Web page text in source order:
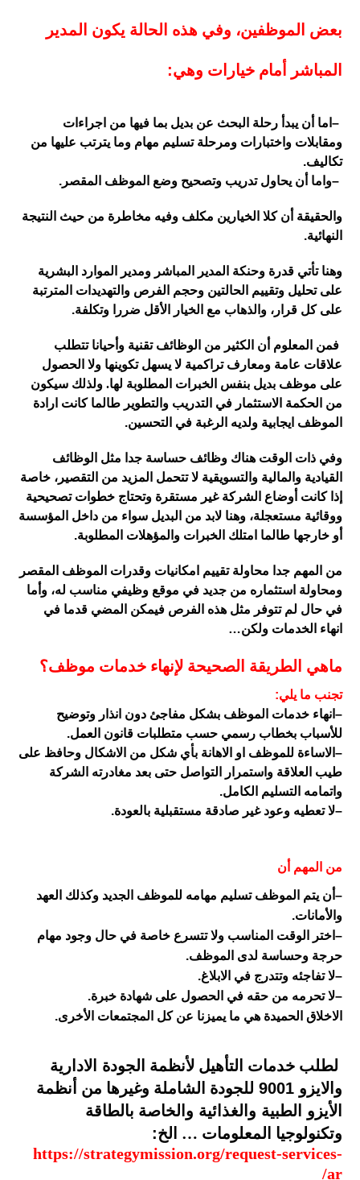
بعض الموظفين، وفي هذه الحالة يكون المدير
المباشر أمام خيارات وهي:
– اما أن يبدأ رحلة البحث عن بديل بما فيها من اجراءات
ومقابلات واختبارات ومرحلة تسليم مهام وما يترتب عليها من
تكاليف.
–واما أن يحاول تدريب وتصحيح وضع الموظف المقصر.
والحقيقة أن كلا الخيارين مكلف وفيه مخاطرة من حيث النتيجة
النهائية.
وهنا تأتي قدرة وحنكة المدير المباشر ومدير الموارد البشرية
على تحليل وتقييم الحالتين وحجم الفرص والتهديدات المترتبة
على كل قرار، والذهاب مع الخيار الأقل ضررا وتكلفة.
فمن المعلوم أن الكثير من الوظائف تقنية وأحيانا تتطلب
علاقات عامة ومعارف تراكمية لا يسهل تكوينها ولا الحصول
على موظف بديل بنفس الخبرات المطلوبة لها. ولذلك سيكون
من الحكمة الاستثمار في التدريب والتطوير طالما كانت ارادة
الموظف ايجابية ولديه الرغبة في التحسين.
وفي ذات الوقت هناك وظائف حساسة جدا مثل الوظائف
القيادية والمالية والتسويقية لا تتحمل المزيد من التقصير، خاصة
إذا كانت أوضاع الشركة غير مستقرة وتحتاج خطوات تصحيحية
ووقائية مستعجلة، وهنا لابد من البديل سواء من داخل المؤسسة
أو خارجها طالما امتلك الخبرات والمؤهلات المطلوبة.
من المهم جدا محاولة تقييم امكانيات وقدرات الموظف المقصر
ومحاولة استثماره من جديد في موقع وظيفي مناسب له، وأما
في حال لم تتوفر مثل هذه الفرص فيمكن المضي قدما في
انهاء الخدمات ولكن…
ماهي الطريقة الصحيحة لإنهاء خدمات موظف؟
تجنب ما يلي:
– انهاء خدمات الموظف بشكل مفاجئ دون انذار وتوضيح
للأسباب بخطاب رسمي حسب متطلبات قانون العمل.
– الاساءة للموظف او الاهانة بأي شكل من الاشكال وحافظ على
طيب العلاقة واستمرار التواصل حتى بعد مغادرته الشركة
واتمامه التسليم الكامل.
–لا تعطيه وعود غير صادقة مستقبلية بالعودة.
من المهم أن
– أن يتم الموظف تسليم مهامه للموظف الجديد وكذلك العهد
والأمانات.
– اختر الوقت المناسب ولا تتسرع خاصة في حال وجود مهام
حرجة وحساسة لدى الموظف.
–لا تفاجئه وتتدرج في الابلاغ.
–لا تحرمه من حقه في الحصول على شهادة خبرة.
الاخلاق الحميدة هي ما يميزنا عن كل المجتمعات الأخرى.
لطلب خدمات التأهيل لأنظمة الجودة الادارية
والايزو 9001
للجودة الشاملة وغيرها من أنظمة
الأيزو الطبية والغذائية والخاصة بالطاقة
وتكنولوجيا المعلومات … الخ:
https://strategymission.org/request-services-
ar/